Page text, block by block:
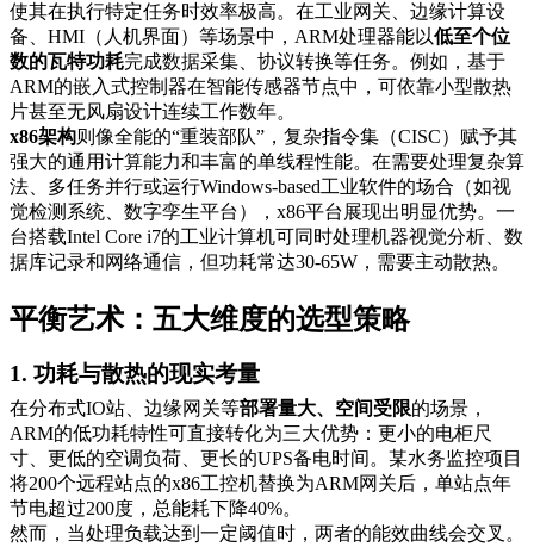
使其在执行特定任务时效率极高。在工业网关、边缘计算设
备、HMI（人机界面）等场景中，ARM处理器能以低至个位
数的瓦特功耗完成数据采集、协议转换等任务。例如，基于
ARM的嵌入式控制器在智能传感器节点中，可依靠小型散热
片甚至无风扇设计连续工作数年。
x86架构则像全能的“重装部队”，复杂指令集（CISC）赋予其
强大的通用计算能力和丰富的单线程性能。在需要处理复杂算
法、多任务并行或运行Windows-based工业软件的场合（如视
觉检测系统、数字孪生平台），x86平台展现出明显优势。一
台搭载Intel Core i7的工业计算机可同时处理机器视觉分析、数
据库记录和网络通信，但功耗常达30-65W，需要主动散热。
平衡艺术：五大维度的选型策略
1. 功耗与散热的现实考量
在分布式IO站、边缘网关等部署量大、空间受限的场景，
ARM的低功耗特性可直接转化为三大优势：更小的电柜尺
寸、更低的空调负荷、更长的UPS备电时间。某水务监控项目
将200个远程站点的x86工控机替换为ARM网关后，单站点年
节电超过200度，总能耗下降40%。
然而，当处理负载达到一定阈值时，两者的能效曲线会交叉。